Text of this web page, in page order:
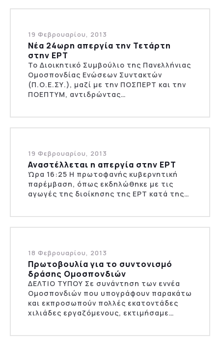
19 Φεβρουαρίου, 2013
Νέα 24ωρη απεργία την Τετάρτη
στην ΕΡΤ
Το Διοικητικό Συμβούλιο της Πανελλήνιας
Ομοσπονδίας Ενώσεων Συντακτών
(Π.Ο.Ε.ΣΥ.), μαζί με την ΠΟΣΠΕΡΤ και την
ΠΟΕΠΤΥΜ, αντιδρώντας…
19 Φεβρουαρίου, 2013
Αναστέλλεται η απεργία στην ΕΡΤ
Ώρα 16:25 Η πρωτοφανής κυβερνητική
παρέμβαση, όπως εκδηλώθηκε με τις
αγωγές της διοίκησης της ΕΡΤ κατά της…
18 Φεβρουαρίου, 2013
Πρωτοβουλία για το συντονισμό
δράσης Ομοσπονδιών
ΔΕΛΤΙΟ ΤΥΠΟΥ Σε συνάντηση των εννέα
Ομοσπονδιών που υπογράφουν παρακάτω
και εκπροσωπούν πολλές εκατοντάδες
χιλιάδες εργαζόμενους, εκτιμήσαμε…